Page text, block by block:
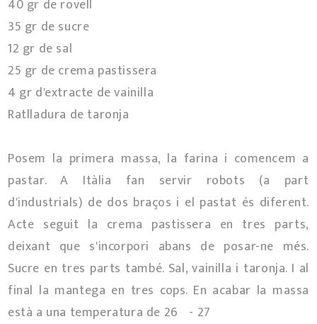
40 gr de rovell
35 gr de sucre
12 gr de sal
25 gr de crema pastissera
4 gr d'extracte de vainilla
Ratlladura de taronja
Posem la primera massa, la farina i comencem a
pastar. A Itàlia fan servir robots (a part
d'industrials) de dos braços i el pastat és diferent.
Acte seguit la crema pastissera en tres parts,
deixant que s'incorpori abans de posar-ne més.
Sucre en tres parts també. Sal, vainilla i taronja. I al
final la mantega en tres cops. En acabar la massa
està a una temperatura de 26º- 27º